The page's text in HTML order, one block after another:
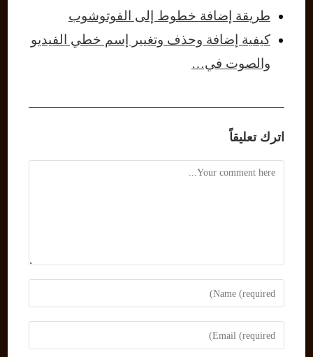
طريقة إضافة خطوط إلى الفوتوشوب
كيفية إضافة وحذف وتغيير إسم خطي الفيديو
والصوت في…
اترك تعليقاً
Comment
Enter
your
name
Enter
your